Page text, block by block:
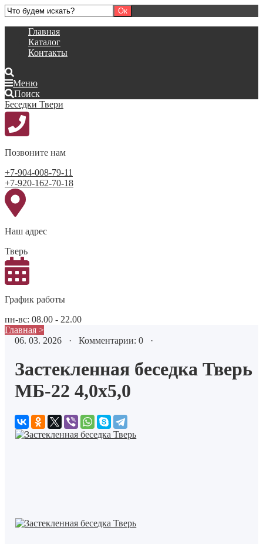
Главная
Каталог
Контакты
Меню
Поиск
Беседки Твери
Позвоните нам
+7-904-008-79-11
+7-920-162-70-18
Наш адрес
Тверь
График работы
пн-вс: 08.00 - 22.00
Главная >
06. 03. 2026 · Комментарии: 0 ·
Застекленная беседка Тверь
МБ-22 4,0х5,0